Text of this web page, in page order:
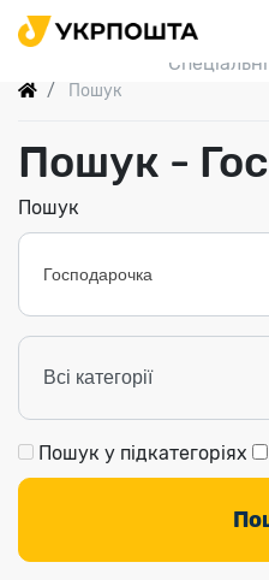
Пошук
Пошук
Пошук -
Пошук
Пошук у підкатегоріях
ГОСПОДАРОЧКА /